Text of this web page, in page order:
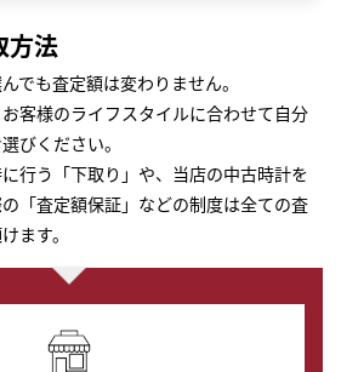
方法
でも査定額は変わりません。
客様のライフスタイルに合わせて自分
びください。
行う「下取り」や、当店の中古時計を
「査定額保証」などの制度は全ての査
ます。